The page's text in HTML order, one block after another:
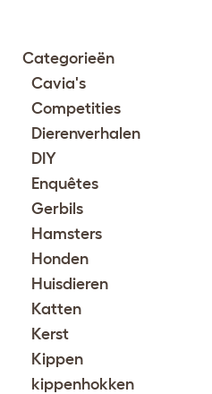
Categorieën
Cavia's
Competities
Dierenverhalen
DIY
Enquêtes
Gerbils
Hamsters
Honden
Huisdieren
Katten
Kerst
Kippen
kippenhokken